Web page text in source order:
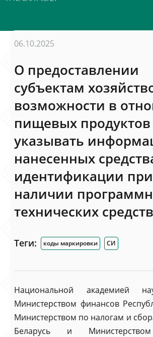
06.10.2025
О предоставлении
субъектам
возможности в
пищевых продуктов
указывать
нанесенных
идентификации при
наличии
технических средств
Теги: коды маркировки СИ
Национальной академией
Министерством финансов
Министерством по налогам и
Беларусь и